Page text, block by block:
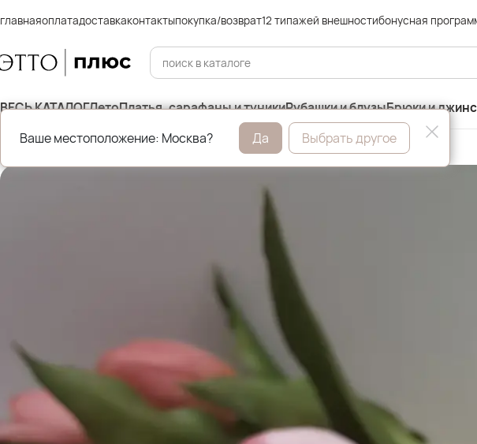
главнаяоплатадоставкаконтактыпокупка/возврат12 типажей внешностибонусная
ВЕСЬ КАТАЛОГЛетоПлатья, сарафаны и туникиРубашки и блузыБрюки и
Главная Бижутерия
Ваше местоположение: Москва? Да Выбрать другое